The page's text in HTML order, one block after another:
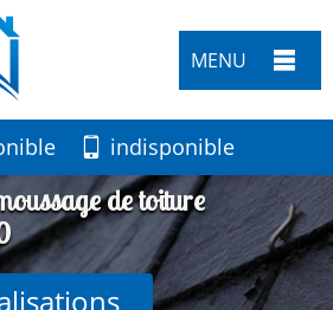
MENU
indisponible
de toiture